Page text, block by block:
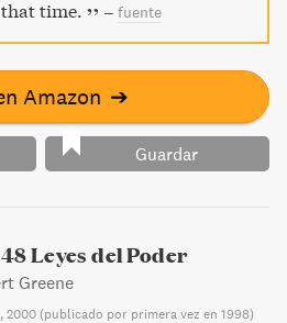
time. – fuente
Amazon ➔
Guardar
Leyes del Poder
Greene
2000 (publicado por primera vez en 1998)